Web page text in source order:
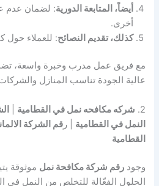
أيضاً، المتابعة الدورية: لضمان عدم
أخرى.
كذلك، تقديم النصائح: للعملاء حول
مع فريق عمل مدرب وخبرة واسعة،
عالية الجودة تناسب المنازل
2. شركه مكافحه نمل في القطامية
النمل في القطامية | رقم الشركة
القطامية
وجودرقم شركة مكافحة نمل موثوقة
الحلول الفعّالة للتخلص من النمل في